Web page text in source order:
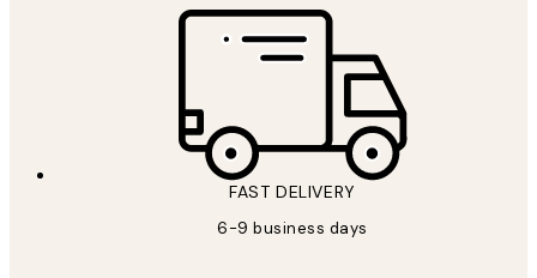
FAST DELIVERY
6-9 business days